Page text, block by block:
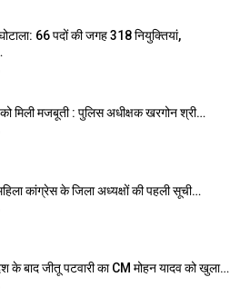
घोटाला: 66 पदों की जगह 318 नियुक्तियां,
मिली मजबूती : पुलिस अधीक्षक खरगोन श्री…
कांग्रेस के जिला अध्यक्षों की पहली सूची…
के बाद जीतू पटवारी का CM मोहन यादव को खुला…